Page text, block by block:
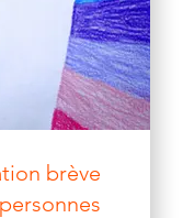
brève